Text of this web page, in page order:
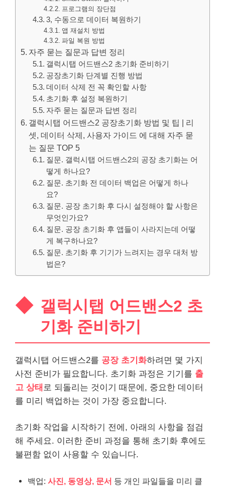
프로그램의 장단점
3, 수동으로 데이터 복원하기
앱 재설치 방법
파일 복원 방법
자주 묻는 질문과 답변 정리
갤럭시탭 어드밴스2 초기화 준비하기
공장초기화 단계별 진행 방법
데이터 삭제 전 꼭 확인할 사항
초기화 후 설정 복원하기
자주 묻는 질문과 답변 정리
갤럭시탭 어드밴스2 공장초기화 방법 및 팁 | 리
셋, 데이터 삭제, 사용자 가이드 에 대해 자주 묻
는 질문 TOP 5
질문. 갤럭시탭 어드밴스2의 공장 초기화는 어
떻게 하나요?
질문. 초기화 전 데이터 백업은 어떻게 하나
요?
질문. 공장 초기화 후 다시 설정해야 할 사항은
무엇인가요?
질문. 공장 초기화 후 앱들이 사라지는데 어떻
게 복구하나요?
질문. 초기화 후 기기가 느려지는 경우 대처 방
법은?
갤럭시탭 어드밴스2 초
기화 준비하기
갤럭시탭 어드밴스2를 공장 초기화하려면 몇 가지
사전 준비가 필요합니다. 초기화 과정은 기기를 출
고 상태 로 되돌리는 것이기 때문에, 중요한 데이터
를 미리 백업하는 것이 가장 중요합니다.
초기화 작업을 시작하기 전에, 아래의 사항을 점검
해 주세요. 이러한 준비 과정을 통해 초기화 후에도
불편함 없이 사용할 수 있습니다.
백업: 사진, 동영상, 문서 등 개인 파일들을 미리 클